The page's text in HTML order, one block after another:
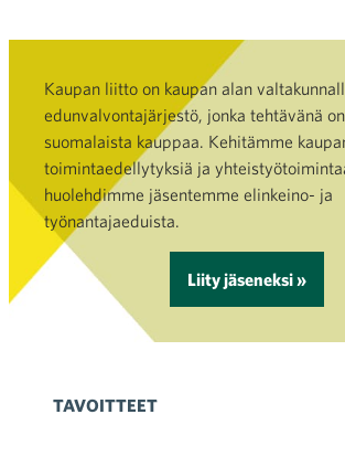
Kaupan liitto on kaupan alan
edunvalvontajärjestö, jonka tehtävänä
suomalaista kauppaa. Kehitämme
toimintaedellytyksiä ja
huolehdimme jäsentemme elinkeino- ja
työnantajaeduista.
Liity jäseneksi »
TAVOITTEET